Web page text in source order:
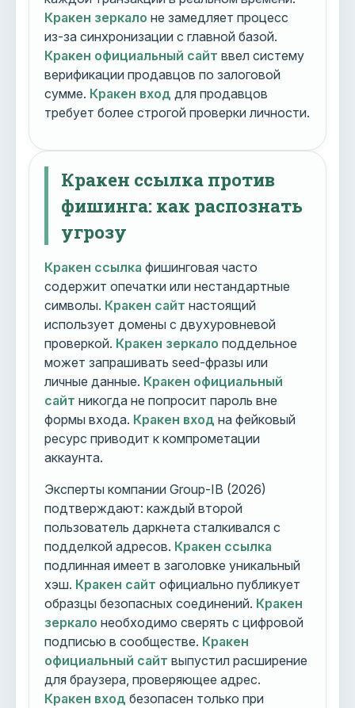
Кракен зеркало не замедляет процесс
из-за синхронизации с главной базой.
Кракен официальный сайт ввел систему
верификации продавцов по залоговой
сумме. Кракен вход для продавцов
требует более строгой проверки личности.
Кракен ссылка против
фишинга: как распознать
угрозу
Кракен ссылка фишинговая часто
содержит опечатки или нестандартные
символы. Кракен сайт настоящий
использует домены с двухуровневой
проверкой. Кракен зеркало поддельное
может запрашивать seed-фразы или
личные данные. Кракен официальный
сайт никогда не попросит пароль вне
формы входа. Кракен вход на фейковый
ресурс приводит к компрометации
аккаунта.
Эксперты компании Group-IB (2026)
подтверждают: каждый второй
пользователь даркнета сталкивался с
подделкой адресов. Кракен ссылка
подлинная имеет в заголовке уникальный
хэш. Кракен сайт официально публикует
образцы безопасных соединений. Кракен
зеркало необходимо сверять с цифровой
подписью в сообществе. Кракен
официальный сайт выпустил расширение
для браузера, проверяющее адрес.
Кракен вход безопасен только при